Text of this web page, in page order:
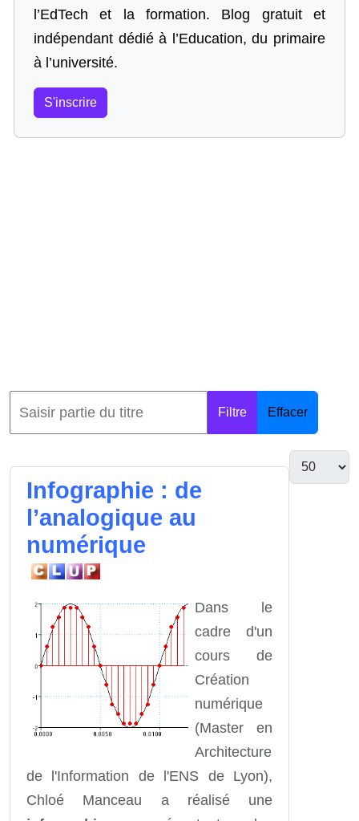
l’EdTech et la formation. Blog gratuit et
indépendant dédié à l’Education, du primaire
à l’université.
S'inscrire
Filtre Effacer
Infographie : de
l’analogique au
numérique
Dans le
cadre d'un
cours de
Création
numérique
(Master en
Architecture
de l'Information de l'ENS de Lyon),
Chloé Manceau a réalisé une